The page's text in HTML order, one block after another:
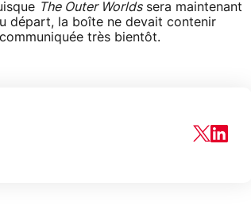
The Outer Worldssera maintenant
départ, la boîte ne devait contenir
très bientôt.